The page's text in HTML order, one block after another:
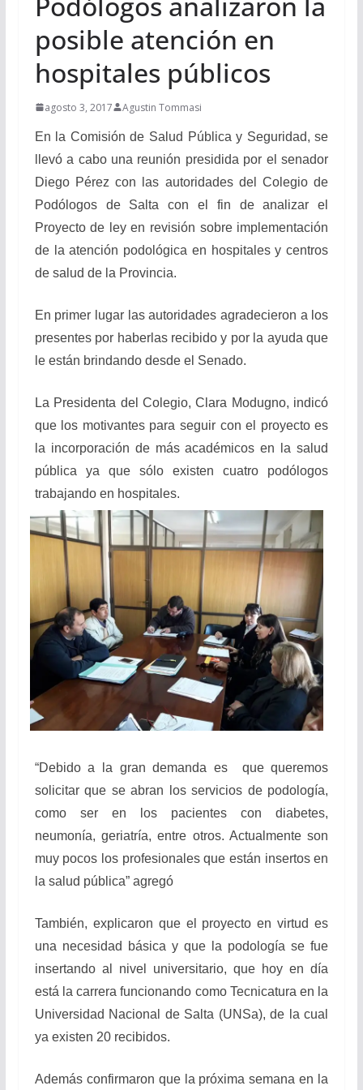
posible atención en
hospitales públicos
agosto 3, 2017 Agustin Tommasi
En la Comisión de Salud Pública y Seguridad, se
llevó a cabo una reunión presidida por el senador
Diego Pérez con las autoridades del Colegio de
Podólogos de Salta con el fin de analizar el
Proyecto de ley en revisión sobre implementación
de la atención podológica en hospitales y centros
de salud de la Provincia.
En primer lugar las autoridades agradecieron a los
presentes por haberlas recibido y por la ayuda que
le están brindando desde el Senado.
La Presidenta del Colegio, Clara Modugno, indicó
que los motivantes para seguir con el proyecto es
la incorporación de más académicos en la salud
pública ya que sólo existen cuatro podólogos
trabajando en hospitales.
“Debido a la gran demanda es que queremos
solicitar que se abran los servicios de podología,
como ser en los pacientes con diabetes,
neumonía, geriatría, entre otros. Actualmente son
muy pocos los profesionales que están insertos en
la salud pública” agregó
También, explicaron que el proyecto en virtud es
una necesidad básica y que la podología se fue
insertando al nivel universitario, que hoy en día
está la carrera funcionando como Tecnicatura en la
Universidad Nacional de Salta (UNSa), de la cual
ya existen 20 recibidos.
Además confirmaron que la próxima semana en la